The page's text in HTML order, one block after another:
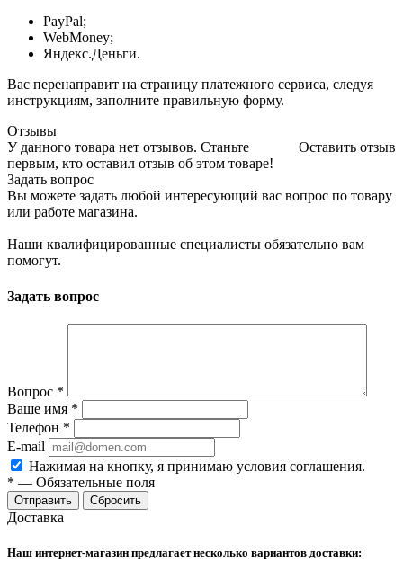
PayPal;
WebMoney;
Яндекс.Деньги.
Вас перенаправит на страницу платежного сервиса, следуя
инструкциям, заполните правильную форму.
Отзывы
Оставить отзыв
У данного товара нет отзывов. Станьте
первым, кто оставил отзыв об этом товаре!
Задать вопрос
Вы можете задать любой интересующий вас вопрос по товару
или работе магазина.
Наши квалифицированные специалисты обязательно вам
помогут.
Задать вопрос
Вопрос *
Ваше имя *
Телефон *
E-mail
Нажимая на кнопку, я принимаю условия соглашения.
* — Обязательные поля
Отправить Сбросить
Доставка
Наш интернет-магазин предлагает несколько вариантов доставки: